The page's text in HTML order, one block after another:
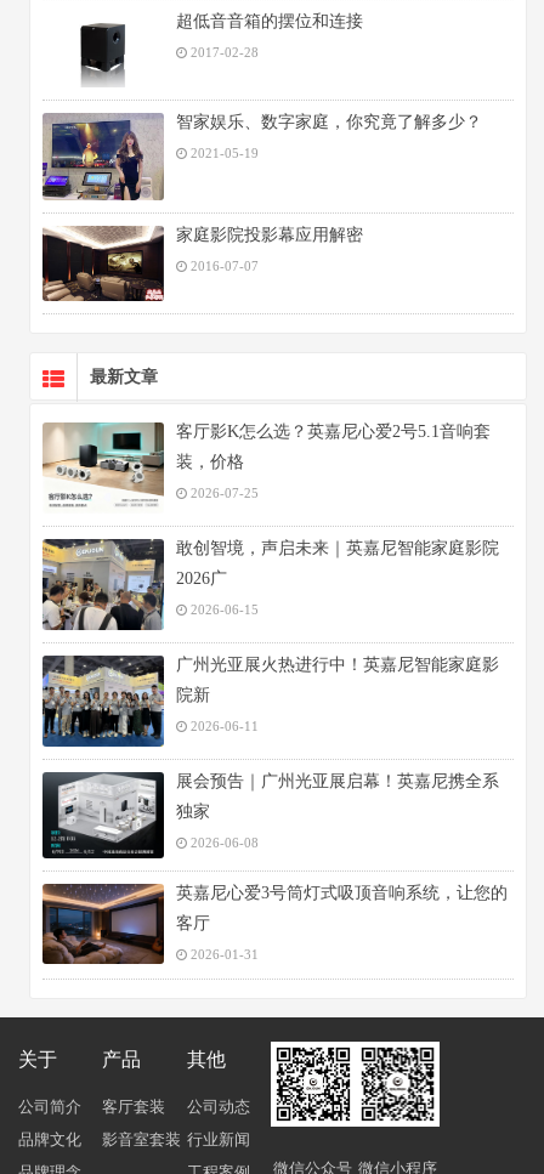
超低音音箱的摆位和连接
2017-02-28
智家娱乐、数字家庭，你究竟了解多少？
2021-05-19
家庭影院投影幕应用解密
2016-07-07
最新文章
客厅影K怎么选？英嘉尼心爱2号5.1音响套
装，价格
2026-07-25
敢创智境，声启未来｜英嘉尼智能家庭影院
2026广
2026-06-15
广州光亚展火热进行中！英嘉尼智能家庭影
院新
2026-06-11
展会预告｜广州光亚展启幕！英嘉尼携全系
独家
2026-06-08
英嘉尼心爱3号筒灯式吸顶音响系统，让您的
客厅
2026-01-31
关于
公司简介
品牌文化
产品
客厅套装
影音室套装
其他
公司动态
行业新闻
微信公众号 微信小程序